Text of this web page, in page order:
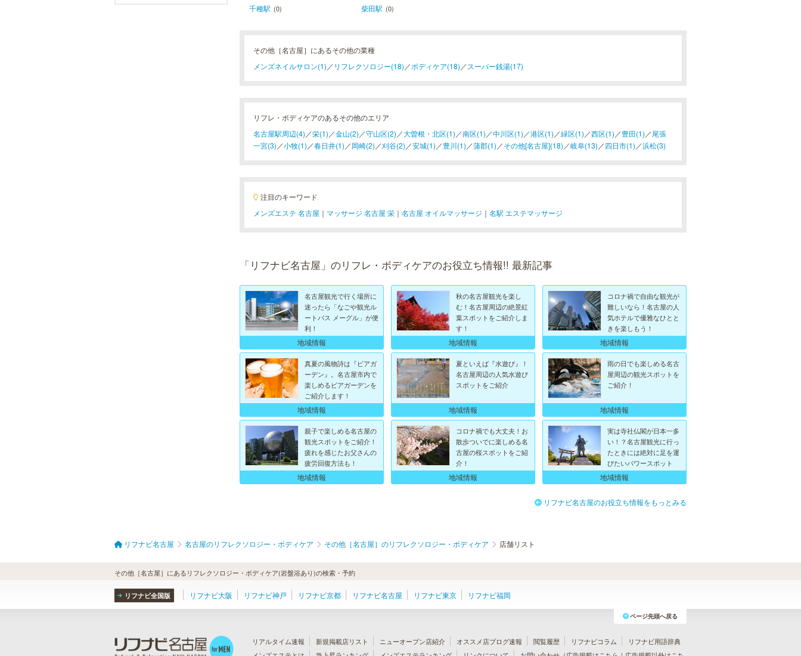
千種駅 (0) 柴田駅 (0)
その他［名古屋］にあるその他の業種
メンズネイルサロン(1) ／ リフレクソロジー(18) ／ボディケア(18) ／ スーパー銭湯(17)
リフレ・ボディケアのあるその他のエリア
名古屋駅周辺(4) ／栄(1) ／金山(2) ／守山区(2) ／大曽根・北区(1) ／南区(1) ／中川区(1) ／港区(1) ／緑区(1) ／西区(1) ／豊田(1) ／尾張
一宮(3) ／小牧(1) ／春日井(1) ／岡崎(2) ／刈谷(2) ／安城(1) ／豊川(1) ／蒲郡(1) ／その他[名古屋](18) ／岐阜(13) ／四日市(1) ／浜松(3)
注目のキーワード
メンズエステ 名古屋 ｜ マッサージ 名古屋 栄 ｜ 名古屋 オイルマッサージ ｜ 名駅 エステマッサージ
「リフナビ名古屋」のリフレ・ボディケアのお役立ち情報!! 最新記事
名古屋観光で行く場所に
迷ったら「なごや観光ル
ートバス メーグル」が便
利！
地域情報
秋の名古屋観光を楽し
む！名古屋周辺の絶景紅
葉スポットをご紹介しま
す！
地域情報
コロナ禍で自由な観光が
難しいなら！名古屋の人
気ホテルで優雅なひとと
きを楽しもう！
地域情報
真夏の風物詩は『ビアガ
ーデン』。名古屋市内で
楽しめるビアガーデンを
ご紹介します！
地域情報
夏といえば『水遊び』！
名古屋周辺の人気水遊び
スポットをご紹介
地域情報
雨の日でも楽しめる名古
屋周辺の観光スポットを
ご紹介！
地域情報
親子で楽しめる名古屋の
観光スポットをご紹介！
疲れを感じたお父さんの
疲労回復方法も！
地域情報
コロナ禍でも大丈夫！お
散歩ついでに楽しめる名
古屋の桜スポットをご紹
介！
地域情報
実は寺社仏閣が日本一多
い！？名古屋観光に行っ
たときには絶対に足を運
びたいパワースポット
地域情報
リフナビ名古屋のお役立ち情報をもっとみる
リフナビ名古屋 名古屋のリフレクソロジー・ボディケア その他［名古屋］のリフレクソロジー・ボディケア 店舗リスト
その他［名古屋］にあるリフレクソロジー・ボディケア(岩盤浴あり)の検索・予約
リフナビ全国版 リフナビ大阪 リフナビ神戸 リフナビ京都 リフナビ名古屋 リフナビ東京 リフナビ福岡
ページ先頭へ戻る
リアルタイム速報 新規掲載店リスト ニューオープン店紹介 オススメ店ブログ速報 閲覧履歴 リフナビコラム
リフナビ用語辞典